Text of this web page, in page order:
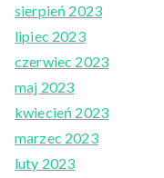
sierpień 2023
lipiec 2023
czerwiec 2023
maj 2023
kwiecień 2023
marzec 2023
luty 2023